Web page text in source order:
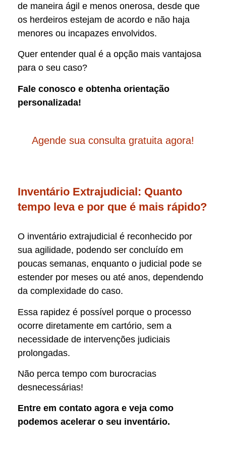
de maneira ágil e menos onerosa, desde que
os herdeiros estejam de acordo e não haja
menores ou incapazes envolvidos.
Quer entender qual é a opção mais vantajosa
para o seu caso?
Fale conosco e obtenha orientação
personalizada!
Agende sua consulta gratuita agora!
Inventário Extrajudicial: Quanto
tempo leva e por que é mais rápido?
O inventário extrajudicial é reconhecido por
sua agilidade, podendo ser concluído em
poucas semanas, enquanto o judicial pode se
estender por meses ou até anos, dependendo
da complexidade do caso.
Essa rapidez é possível porque o processo
ocorre diretamente em cartório, sem a
necessidade de intervenções judiciais
prolongadas.
Não perca tempo com burocracias
desnecessárias!
Entre em contato agora e veja como
podemos acelerar o seu inventário.